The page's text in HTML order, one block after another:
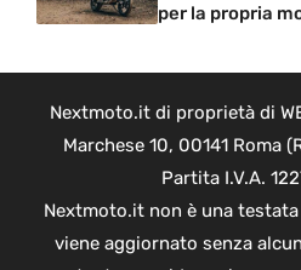
per la propria
Nextmoto.it di proprietà di
Marchese 10, 00141 Roma
Partita I.V.A.
Nextmoto.it non è una
viene aggiornato senza